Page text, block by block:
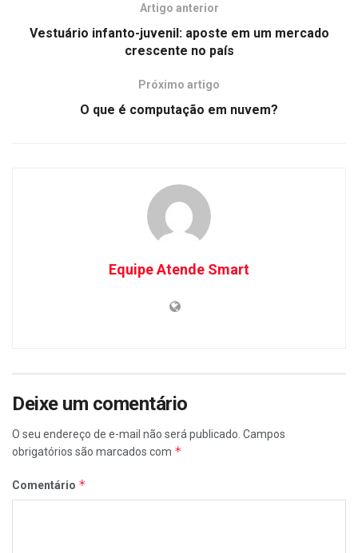
Artigo anterior
Vestuário infanto-juvenil: aposte em um mercado
crescente no país
Próximo artigo
O que é computação em nuvem?
Equipe Atende Smart
Deixe um comentário
O seu endereço de e-mail não será publicado. Campos
obrigatórios são marcados com *
Comentário *